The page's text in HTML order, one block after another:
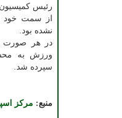
رئیس
از سمت خود
نشده بود.
در هر صورت
ورزش به
سپرده شد.
منبع: مركز